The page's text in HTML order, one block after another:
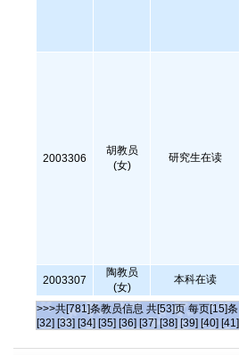
2003306
胡教员
(女)
研究生在读
2003307
陶教员
(女)
本科在读
>>>共[781]条教员信息 共[53]页 每页[15]条
[32] [33] [34] [35] [36] [37] [38] [39] [40] [41]